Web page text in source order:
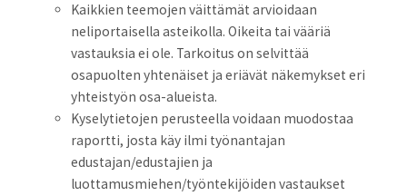
Kaikkien teemojen väittämät arvioidaan
neliportaisella asteikolla. Oikeita tai vääriä
vastauksia ei ole. Tarkoitus on selvittää
osapuolten yhtenäiset ja eriävät näkemykset eri
yhteistyön osa-alueista.
Kyselytietojen perusteella voidaan muodostaa
raportti, josta käy ilmi työnantajan
edustajan/edustajien ja
luottamusmiehen/työntekijöiden vastaukset